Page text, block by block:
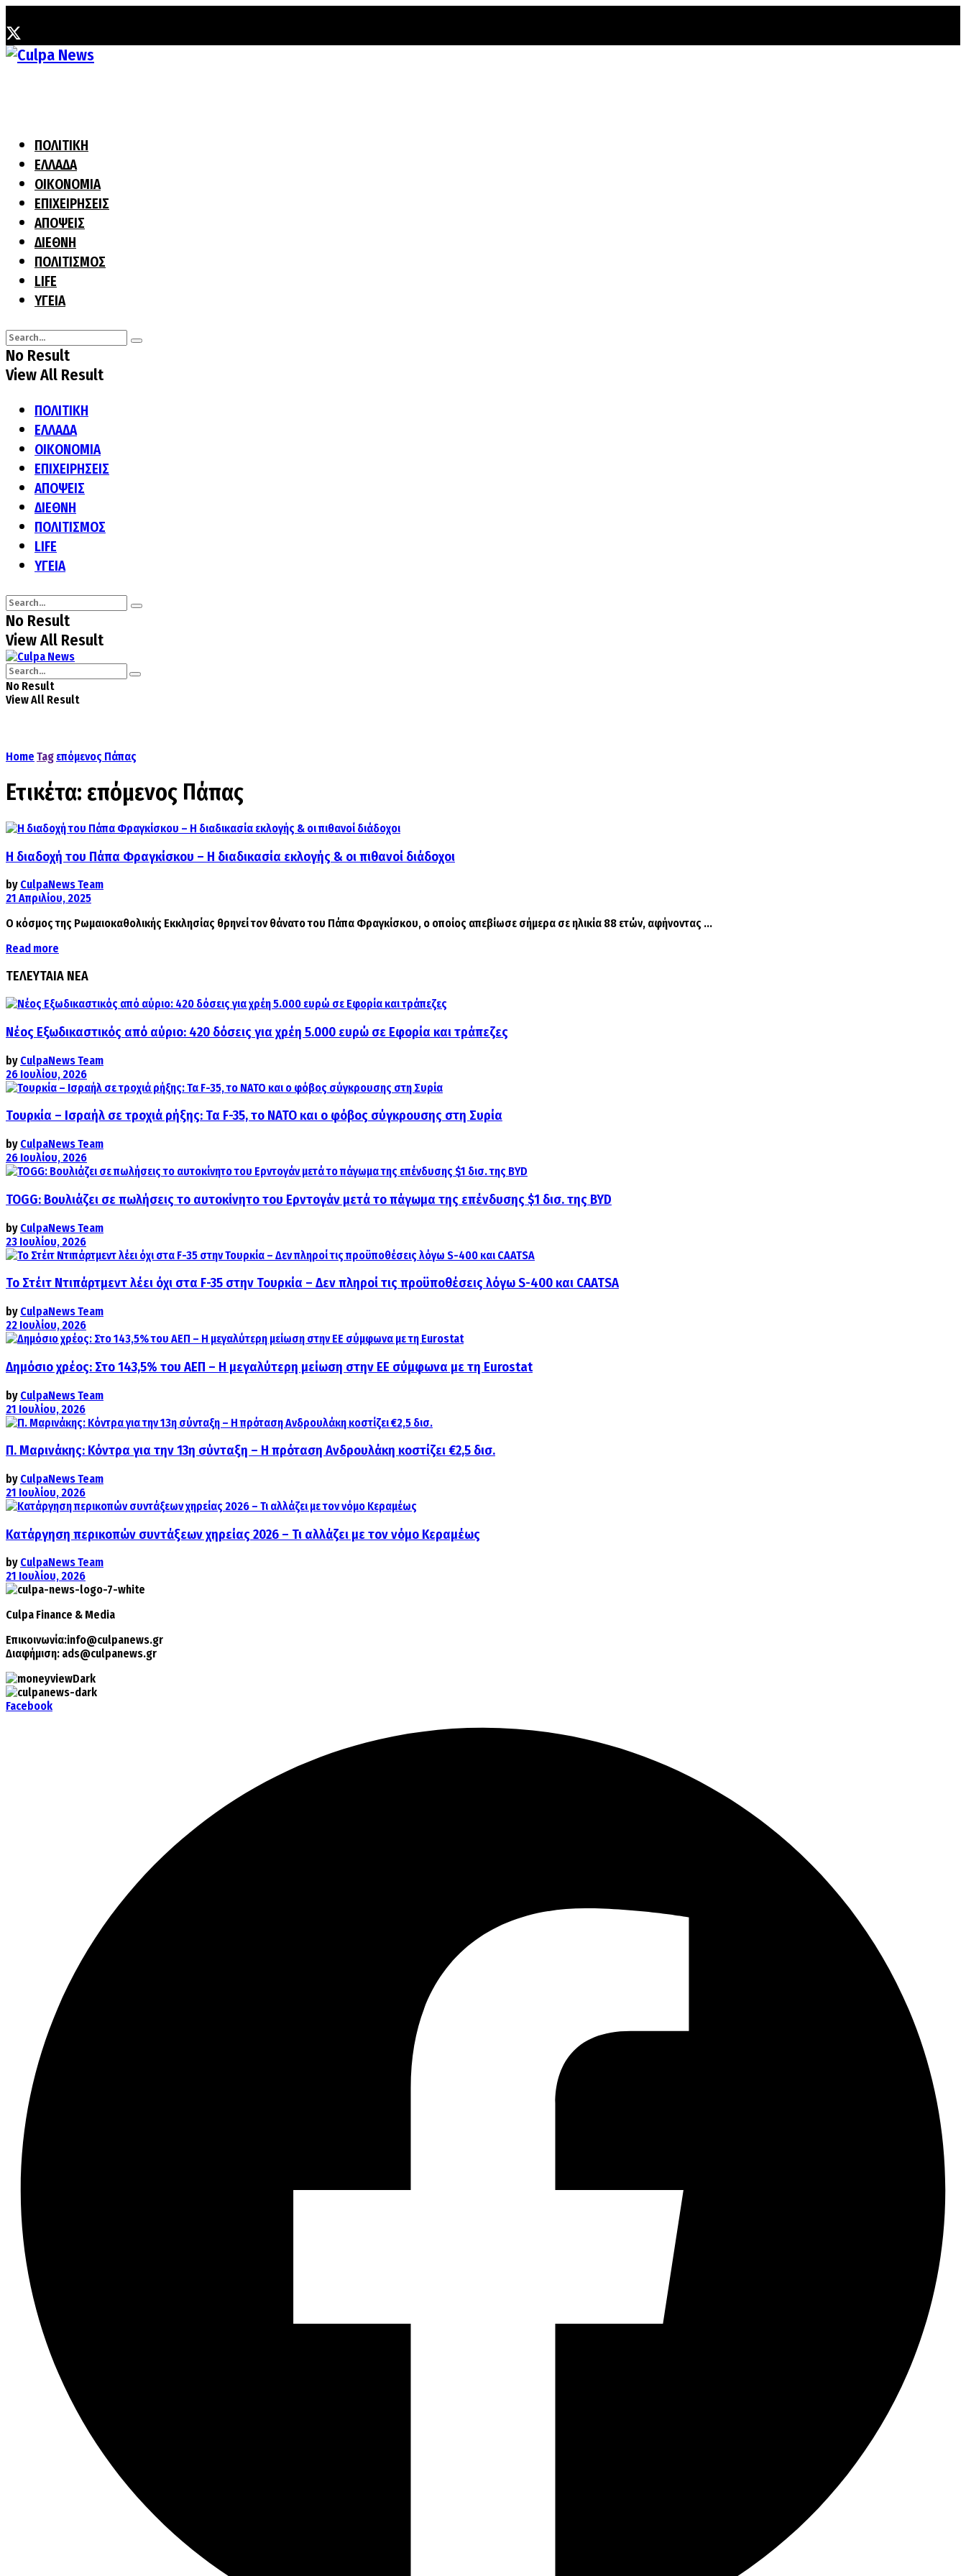
ΠΟΛΙΤΙΚΗ
ΕΛΛΑΔΑ
ΟΙΚΟΝΟΜΙΑ
ΕΠΙΧΕΙΡΗΣΕΙΣ
ΑΠΟΨΕΙΣ
ΔΙΕΘΝΗ
ΠΟΛΙΤΙΣΜΟΣ
LIFE
ΥΓΕΙΑ
No Result
View All Result
ΠΟΛΙΤΙΚΗ
ΕΛΛΑΔΑ
ΟΙΚΟΝΟΜΙΑ
ΕΠΙΧΕΙΡΗΣΕΙΣ
ΑΠΟΨΕΙΣ
ΔΙΕΘΝΗ
ΠΟΛΙΤΙΣΜΟΣ
LIFE
ΥΓΕΙΑ
No Result
View All Result
No Result
View All Result
Home Tag επόμενος Πάπας
Ετικέτα: επόμενος Πάπας
Η διαδοχή του Πάπα Φραγκίσκου – Η διαδικασία εκλογής & οι πιθανοί διάδοχοι
by CulpaNews Team
21 Απριλίου, 2025
Ο κόσμος της Ρωμαιοκαθολικής Εκκλησίας θρηνεί τον θάνατο του Πάπα Φραγκίσκου, ο οποίος απεβίωσε σήμερα σε ηλικία 88 ετών, αφήνοντας ...
Read more
ΤΕΛΕΥΤΑΙΑ ΝΕΑ
Νέος Εξωδικαστικός από αύριο: 420 δόσεις για χρέη 5.000 ευρώ σε Εφορία και τράπεζες
by CulpaNews Team
26 Ιουλίου, 2026
Τουρκία – Ισραήλ σε τροχιά ρήξης: Τα F-35, το ΝΑΤΟ και ο φόβος σύγκρουσης στη Συρία
by CulpaNews Team
26 Ιουλίου, 2026
TOGG: Βουλιάζει σε πωλήσεις το αυτοκίνητο του Ερντογάν μετά το πάγωμα της επένδυσης $1 δισ. της BYD
by CulpaNews Team
23 Ιουλίου, 2026
Το Στέιτ Ντιπάρτμεντ λέει όχι στα F-35 στην Τουρκία – Δεν πληροί τις προϋποθέσεις λόγω S-400 και CAATSA
by CulpaNews Team
22 Ιουλίου, 2026
Δημόσιο χρέος: Στο 143,5% του ΑΕΠ – Η μεγαλύτερη μείωση στην ΕΕ σύμφωνα με τη Eurostat
by CulpaNews Team
21 Ιουλίου, 2026
Π. Μαρινάκης: Κόντρα για την 13η σύνταξη – Η πρόταση Ανδρουλάκη κοστίζει €2,5 δισ.
by CulpaNews Team
21 Ιουλίου, 2026
Κατάργηση περικοπών συντάξεων χηρείας 2026 – Τι αλλάζει με τον νόμο Κεραμέως
by CulpaNews Team
21 Ιουλίου, 2026
Culpa Finance & Media
Επικοινωνία:info@culpanews.gr
Διαφήμιση: ads@culpanews.gr
Facebook